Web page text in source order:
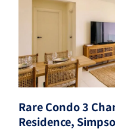
Rare Condo 3
Residence,